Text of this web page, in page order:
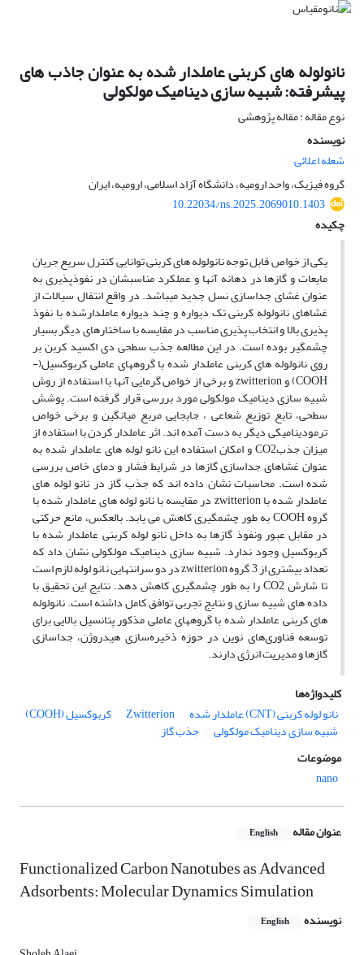
نانولوله های کربنی عاملدار شده به عنوان جاذب های
پیشرفته: شبیه سازی دینامیک مولکولی
نوع مقاله : مقاله پژوهشی
نویسنده
شعله اعلائی
گروه فیزیک، واحد ارومیه، دانشگاه آزاد اسلامی، ارومیه، ایران
10.22034/ns.2025.2069010.1403
چکیده
یکی از خواص قابل توجه نانولوله های کربنی توانایی کنترل سریع جریان
مایعات و گازها در دهانه آنها و عملکرد مناسبشان در نفوذپذیری به
عنوان غشای جداسازی نسل جدید میباشد. در واقع انتقال سیالات از
غشاهای نانولوله کربنی تک دیواره و چند دیواره عاملدارشده با نفوذ
پذیری بالا و انتخاب پذیری مناسب در مقایسه با ساختارهای دیگر بسیار
چشمگیر بوده است. در این مطالعه جذب سطحی دی اکسید کربن بر
روی نانولوله های کربنی عاملدار شده با گروههای عاملی کربوکسیل(-
COOH) و zwitterion و برخی از خواص گرمایی آنها با استفاده از روش
شبیه سازی دینامیک مولکولی مورد بررسی قرار گرفته است. پوشش
سطحی، تابع توزیع شعاعی ، جابجایی مربع میانگین و برخی خواص
ترمودینامیکی دیگر به دست آمده اند. اثر عاملدار کردن با استفاده از
میزان جذبCO2 و امکان استفاده این نانو لوله های عاملدار شده به
عنوان غشاهای جداسازی گازها در شرایط فشار و دمای خاص بررسی
شده است. محاسبات نشان داده اند که جذب گاز در نانو لوله های
عاملدار شده با zwitterion در مقایسه با نانو لوله های عاملدار شده با
گروه COOH به طور چشمگیری کاهش می یابد. بالعکس، مانع حرکتی
در مقابل عبور ونفوذ گازها به داخل نانو لوله کربنی عاملدار شده با
کربوکسیل وجود ندارد. شبیه سازی دینامیک مولکولی نشان داد که
تعداد بیشتری از 3 گروه zwitterion در دو سرانتهایی نانو لوله لازم است
تا شارش CO2 را به طور چشمگیری کاهش دهد. نتایج این تحقیق با
داده های شبیه سازی و نتایج تجربی توافق کامل داشته است. نانولوله
های کربنی عاملدار شده با گروههای عاملی مذکور پتانسیل بالایی برای
توسعه فناوری‌های نوین در حوزه ذخیره‌سازی هیدروژن، جداسازی
گازها و مدیریت انرژی دارند.
کلیدواژه‌ها
نانو لوله کربنی (CNT) عاملدار شده
Zwitterion کربوکسیل (COOH)
شبیه سازی دینامیک مولکولی
جذب گاز
موضوعات
nano
عنوان مقاله English
Functionalized Carbon Nanotubes as Advanced
Adsorbents: Molecular Dynamics Simulation
نویسنده English